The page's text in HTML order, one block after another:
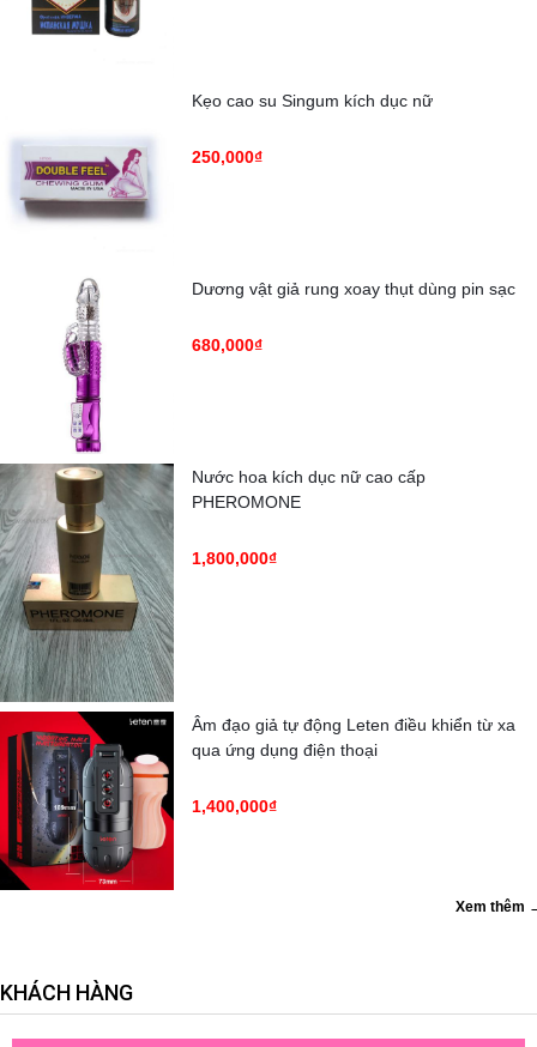
Kẹo cao su Singum kích dục nữ
250,000₫
Dương vật giả rung xoay thụt dùng pin sạc
680,000₫
Nước hoa kích dục nữ cao cấp
PHEROMONE
1,800,000₫
Âm đạo giả tự động Leten điều khiển từ xa
qua ứng dụng điện thoại
1,400,000₫
Xem thêm
KHÁCH HÀNG